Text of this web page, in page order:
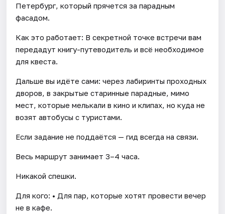
Петербург, который прячется за парадным
фасадом.
Как это работает: В секретной точке встречи вам
передадут книгу-путеводитель и всё необходимое
для квеста.
Дальше вы идёте сами: через лабиринты проходных
дворов, в закрытые старинные парадные, мимо
мест, которые мелькали в кино и клипах, но куда не
возят автобусы с туристами.
Если задание не поддаётся — гид всегда на связи.
Весь маршрут занимает 3–4 часа.
Никакой спешки.
Для кого: • Для пар, которые хотят провести вечер
не в кафе.